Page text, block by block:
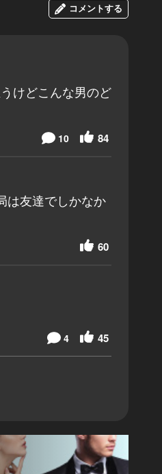
コメントする
けどこんな男のど
84
10
は友達でしかなか
60
45
4